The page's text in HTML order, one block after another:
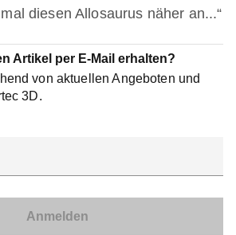
diesen Allosaurus näher an...“
Artikel per E-Mail erhalten?
von aktuellen Angeboten und
3D.